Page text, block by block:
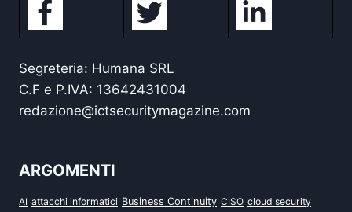
Segreteria: Humana SRL
C.F e P.IVA: 13642431004
redazione@ictsecuritymagazine.com
ARGOMENTI
AI attacchi informatici Business Continuity CISO cloud security